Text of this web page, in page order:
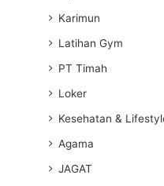
Karimun
Latihan Gym
PT Timah
Loker
Kesehatan &
Agama
JAGAT